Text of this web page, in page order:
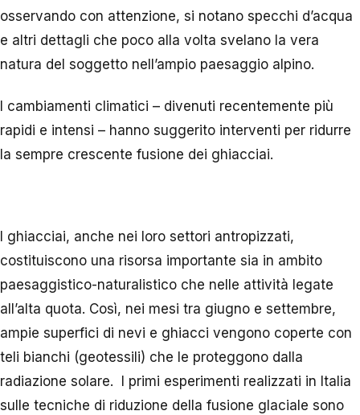
osservando con attenzione, si notano specchi d’acqua
e altri dettagli che poco alla volta svelano la vera
natura del soggetto nell’ampio paesaggio alpino.
I cambiamenti climatici – divenuti recentemente più
rapidi e intensi – hanno suggerito interventi per ridurre
la sempre crescente fusione dei ghiacciai.
I ghiacciai, anche nei loro settori antropizzati,
costituiscono una risorsa importante sia in ambito
paesaggistico-naturalistico che nelle attività legate
all’alta quota. Così, nei mesi tra giugno e settembre,
ampie superfici di nevi e ghiacci vengono coperte con
teli bianchi (geotessili) che le proteggono dalla
radiazione solare.
I primi esperimenti realizzati in Italia
sulle tecniche di riduzione della fusione glaciale sono